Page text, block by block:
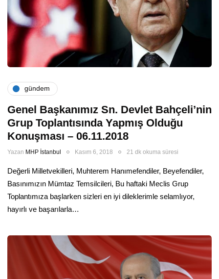
gündem
Genel Başkanımız Sn. Devlet Bahçeli’nin
Grup Toplantısında Yapmış Olduğu
Konuşması – 06.11.2018
Yazan MHP İstanbul Kasım 6, 2018 21 dk okuma süresi
Değerli Milletvekilleri, Muhterem Hanımefendiler, Beyefendiler,
Basınımızın Mümtaz Temsilcileri, Bu haftaki Meclis Grup
Toplantımıza başlarken sizleri en iyi dileklerimle selamlıyor,
hayırlı ve başarılarla…